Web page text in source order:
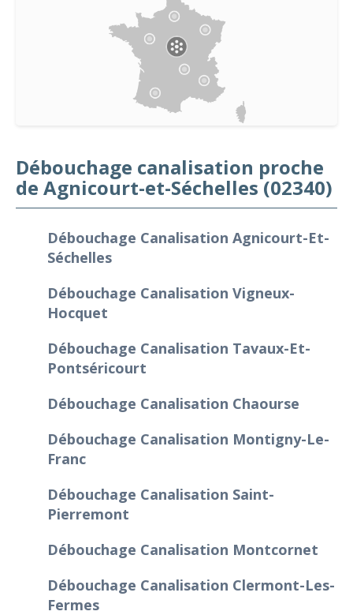
Débouchage canalisation proche
de Agnicourt-et-Séchelles (02340)
Débouchage Canalisation Agnicourt-Et-
Séchelles
Débouchage Canalisation Vigneux-
Hocquet
Débouchage Canalisation Tavaux-Et-
Pontséricourt
Débouchage Canalisation Chaourse
Débouchage Canalisation Montigny-Le-
Franc
Débouchage Canalisation Saint-
Pierremont
Débouchage Canalisation Montcornet
Débouchage Canalisation Clermont-Les-
Fermes